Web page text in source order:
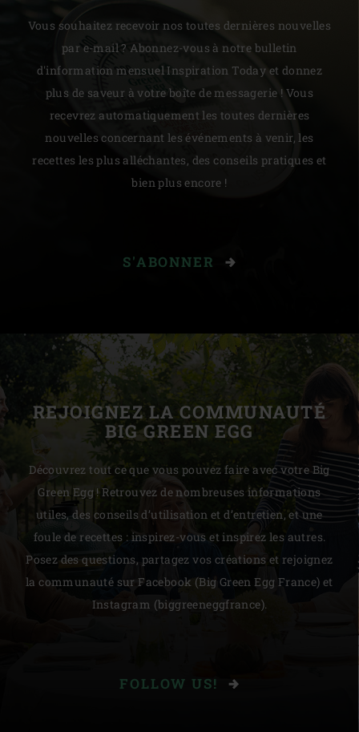
Vous souhaitez recevoir nos toutes dernières nouvelles
par e-mail ? Abonnez-vous à notre bulletin
d'information mensuel Inspiration Today et donnez
plus de saveur à votre boîte de messagerie ! Vous
recevrez automatiquement les toutes dernières
nouvelles concernant les événements à venir, les
recettes les plus alléchantes, des conseils pratiques et
bien plus encore !
S'ABONNER
REJOIGNEZ LA COMMUNAUTÉ
BIG GREEN EGG
Découvrez tout ce que vous pouvez faire avec votre Big
Green Egg ! Retrouvez de nombreuses informations
utiles, des conseils d’utilisation et d’entretien, et une
foule de recettes : inspirez-vous et inspirez les autres.
Posez des questions, partagez vos créations et rejoignez
la communauté sur Facebook (Big Green Egg France) et
Instagram (biggreeneggfrance).
FOLLOW US!